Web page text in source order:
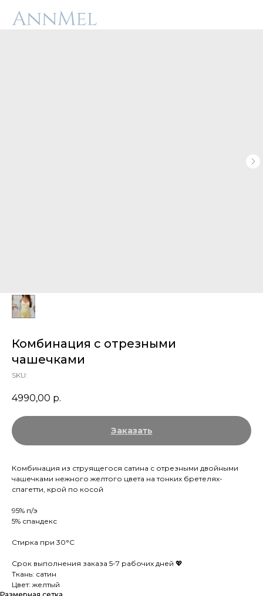
Комбинация с отрезными
чашечками
SKU:
4990,00 р.
Заказать
Комбинация из струящегося сатина с отрезными двойными
чашечками нежного желтого цвета на тонких бретелях-
спагетти, крой по косой
95% п/э
5% спандекс
Стирка при 30°С
Срок выполнения заказа 5-7 рабочих дней 💖
Ткань: сатин
Цвет: желтый